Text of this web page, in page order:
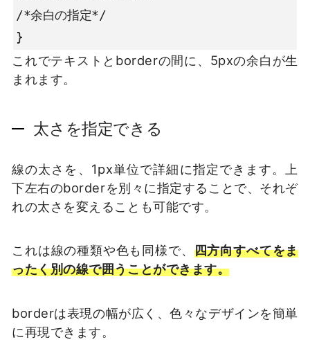
/*余白の指定*/
}
これでテキストとborderの間に、5pxの余白が生
まれます。
太さを指定できる
線の太さを、1px単位で詳細に指定できます。上
下左右のborderを別々に指定することで、それぞ
れの太さを変えることも可能です。
これは線の種類や色も同様で、 四方向すべてをま
ったく別の線で囲うことができます。
borderは表現の幅が広く、色々なデザインを簡単
に再現できます。